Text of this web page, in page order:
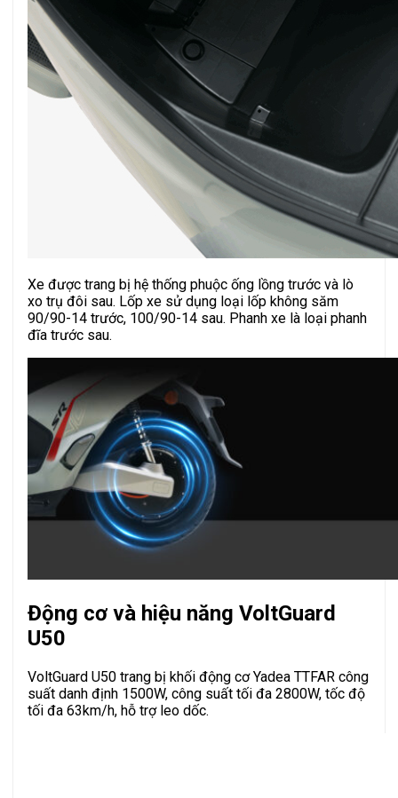
Xe được trang bị hệ thống phuộc ống lồng trước và lò
xo trụ đôi sau. Lốp xe sử dụng loại lốp không săm
90/90-14 trước, 100/90-14 sau. Phanh xe là loại phanh
đĩa trước sau.
Động cơ và hiệu năng VoltGuard
U50
VoltGuard U50 trang bị khối động cơ Yadea TTFAR công
suất danh định 1500W, công suất tối đa 2800W, tốc độ
tối đa 63km/h, hỗ trợ leo dốc.